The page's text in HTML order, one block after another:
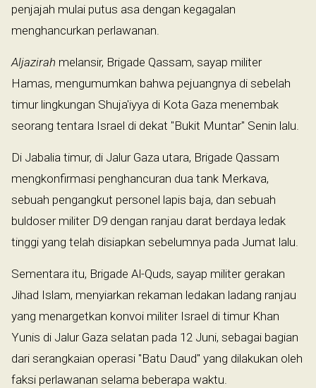
penjajah mulai putus asa dengan kegagalan
menghancurkan perlawanan.
Aljazirah melansir, Brigade Qassam, sayap militer
Hamas, mengumumkan bahwa pejuangnya di sebelah
timur lingkungan Shuja'iyya di Kota Gaza menembak
seorang tentara Israel di dekat "Bukit Muntar" Senin lalu.
Di Jabalia timur, di Jalur Gaza utara, Brigade Qassam
mengkonfirmasi penghancuran dua tank Merkava,
sebuah pengangkut personel lapis baja, dan sebuah
buldoser militer D9 dengan ranjau darat berdaya ledak
tinggi yang telah disiapkan sebelumnya pada Jumat lalu.
Sementara itu, Brigade Al-Quds, sayap militer gerakan
Jihad Islam, menyiarkan rekaman ledakan ladang ranjau
yang menargetkan konvoi militer Israel di timur Khan
Yunis di Jalur Gaza selatan pada 12 Juni, sebagai bagian
dari serangkaian operasi "Batu Daud" yang dilakukan oleh
faksi perlawanan selama beberapa waktu.